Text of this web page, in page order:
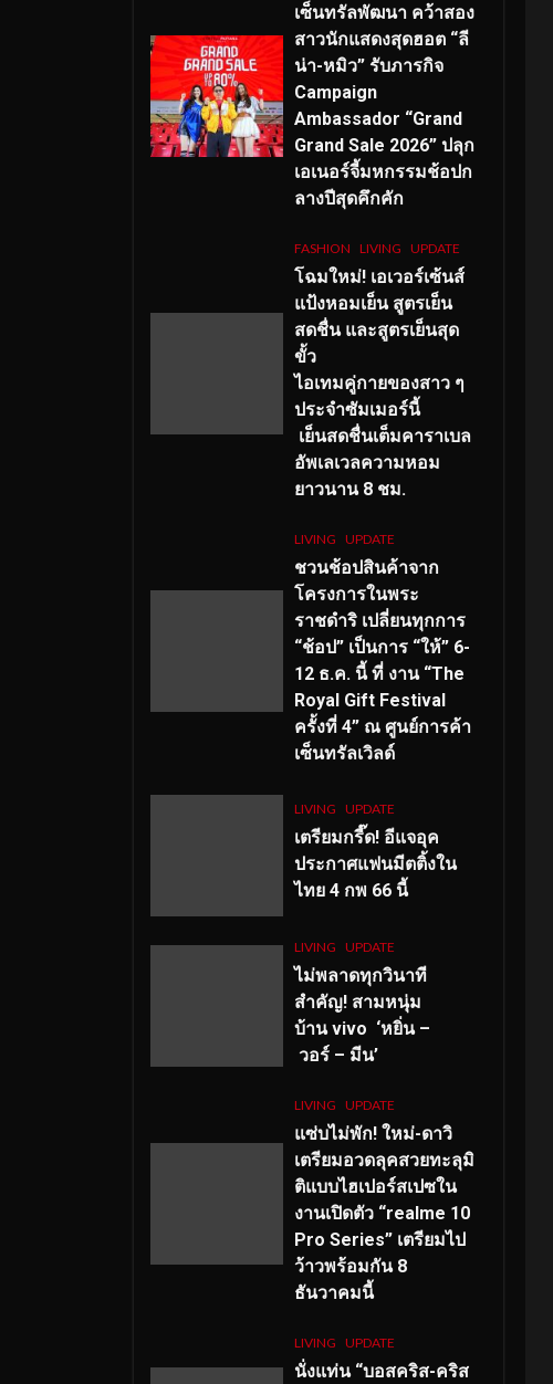
เซ็นทรัลพัฒนา คว้าสอง
สาวนักแสดงสุดฮอต “ลี
น่า-หมิว” รับภารกิจ
Campaign
Ambassador “Grand
Grand Sale 2026” ปลุก
เอเนอร์จี้มหกรรมช้อปก
ลางปีสุดคึกคัก
FASHION LIVING UPDATE
โฉมใหม่! เอเวอร์เซ้นส์
แป้งหอมเย็น สูตรเย็น
สดชื่น และสูตรเย็นสุด
ขั้ว
ไอเทมคู่กายของสาว ๆ
ประจำซัมเมอร์นี้
เย็นสดชื่นเต็มคาราเบล
อัพเลเวลความหอม
ยาวนาน 8 ชม.
LIVING UPDATE
ชวนช้อปสินค้าจาก
โครงการในพระ
ราชดำริ เปลี่ยนทุกการ
“ช้อป” เป็นการ “ให้” 6-
12 ธ.ค. นี้ ที่ งาน “The
Royal Gift Festival
ครั้งที่ 4” ณ ศูนย์การค้า
เซ็นทรัลเวิลด์
LIVING UPDATE
เตรียมกรี๊ด! อีแจอุค
ประกาศแฟนมีตติ้งใน
ไทย 4 กพ 66 นี้
LIVING UPDATE
ไม่พลาดทุกวินาที
สำคัญ! สามหนุ่ม
บ้าน vivo ‘หยิ่น –
วอร์ – มีน’
LIVING UPDATE
แซ่บไม่พัก! ใหม่-ดาวิ
เตรียมอวดลุคสวยทะลุมิ
ติแบบไฮเปอร์สเปซใน
งานเปิดตัว “realme 10
Pro Series” เตรียมไป
ว้าวพร้อมกัน 8
ธันวาคมนี้
LIVING UPDATE
นั่งแท่น “บอสคริส-คริส